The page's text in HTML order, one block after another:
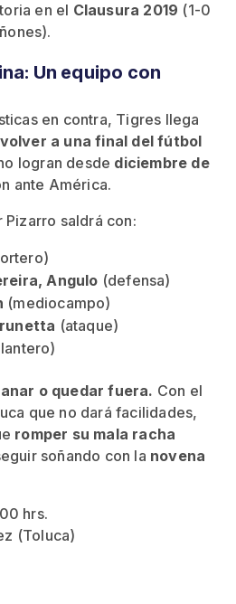
en el Clausura 2019 (1-0
Un equipo con
en contra, Tigres llega
volver a una final del fútbol
logran desde diciembre de
ante América.
saldrá con:
Angulo (defensa)
(mediocampo)
(ataque)
o quedar fuera. Con el
que no dará facilidades,
romper su mala racha
soñando con la novena
hrs.
(Toluca)